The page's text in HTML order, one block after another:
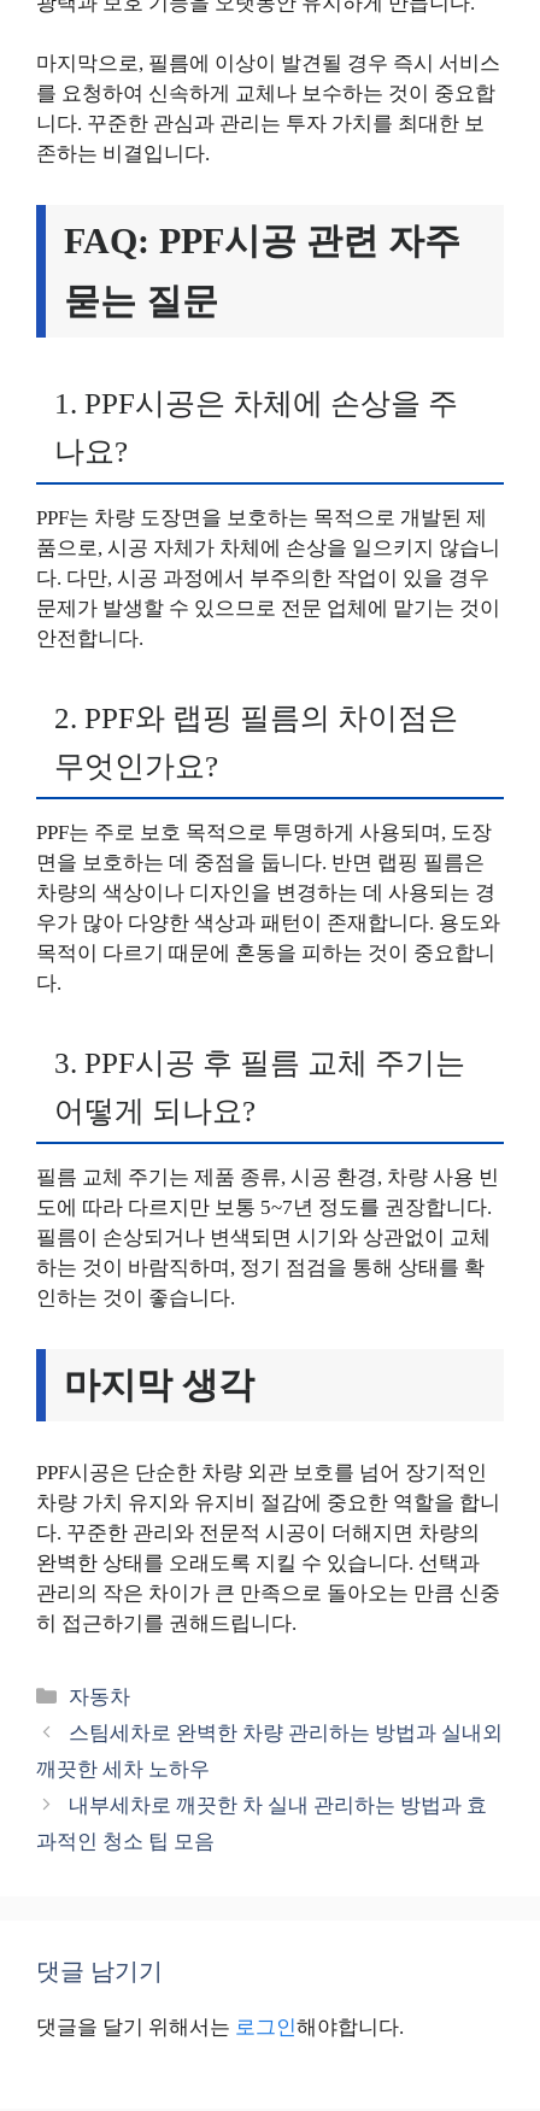
마지막으로, 필름에 이상이 발견될 경우 즉시 서비스
를 요청하여 신속하게 교체나 보수하는 것이 중요합
니다. 꾸준한 관심과 관리는 투자 가치를 최대한 보
존하는 비결입니다.
FAQ: PPF시공 관련 자주
묻는 질문
1. PPF시공은 차체에 손상을 주
나요?
PPF는 차량 도장면을 보호하는 목적으로 개발된 제
품으로, 시공 자체가 차체에 손상을 일으키지 않습니
다. 다만, 시공 과정에서 부주의한 작업이 있을 경우
문제가 발생할 수 있으므로 전문 업체에 맡기는 것이
안전합니다.
2. PPF와 랩핑 필름의 차이점은
무엇인가요?
PPF는 주로 보호 목적으로 투명하게 사용되며, 도장
면을 보호하는 데 중점을 둡니다. 반면 랩핑 필름은
차량의 색상이나 디자인을 변경하는 데 사용되는 경
우가 많아 다양한 색상과 패턴이 존재합니다. 용도와
목적이 다르기 때문에 혼동을 피하는 것이 중요합니
다.
3. PPF시공 후 필름 교체 주기는
어떻게 되나요?
필름 교체 주기는 제품 종류, 시공 환경, 차량 사용 빈
도에 따라 다르지만 보통 5~7년 정도를 권장합니다.
필름이 손상되거나 변색되면 시기와 상관없이 교체
하는 것이 바람직하며, 정기 점검을 통해 상태를 확
인하는 것이 좋습니다.
마지막 생각
PPF시공은 단순한 차량 외관 보호를 넘어 장기적인
차량 가치 유지와 유지비 절감에 중요한 역할을 합니
다. 꾸준한 관리와 전문적 시공이 더해지면 차량의
완벽한 상태를 오래도록 지킬 수 있습니다. 선택과
관리의 작은 차이가 큰 만족으로 돌아오는 만큼 신중
히 접근하기를 권해드립니다.
카
테
리
자동차
스팀세차로 완벽한 차량 관리하는 방법과 실내외
깨끗한 세차 노하우
내부세차로 깨끗한 차 실내 관리하는 방법과 효
과적인 청소 팁 모음
댓글 남기기
댓글을 달기 위해서는 로그인해야합니다.